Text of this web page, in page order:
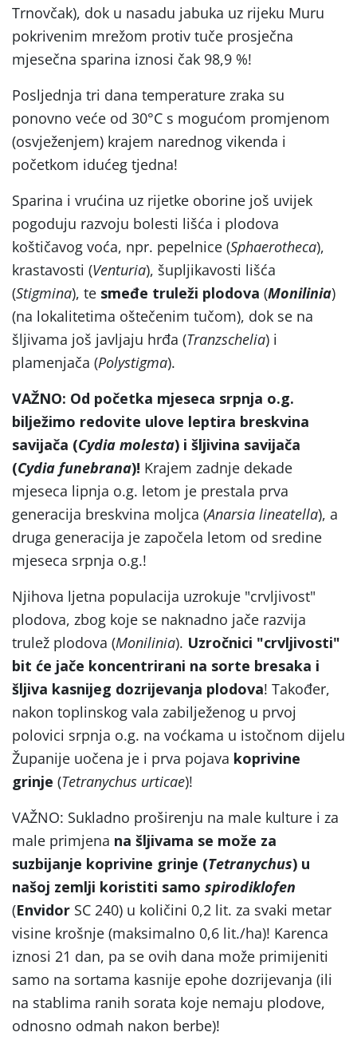
Trnovčak), dok u nasadu jabuka uz rijeku Muru
pokrivenim mrežom protiv tuče prosječna
mjesečna sparina iznosi čak 98,9 %!
Posljednja tri dana temperature zraka su
ponovno veće od 30°C s mogućom promjenom
(osvježenjem) krajem narednog vikenda i
početkom idućeg tjedna!
Sparina i vrućina uz rijetke oborine još uvijek
pogoduju razvoju bolesti lišća i plodova
koštičavog voća, npr. pepelnice (Sphaerotheca),
krastavosti (Venturia), šupljikavosti lišća
(Stigmina), te smeđe truleži plodova (Monilinia)
(na lokalitetima oštečenim tučom), dok se na
šljivama još javljaju hrđa (Tranzschelia) i
plamenjača (Polystigma).
VAŽNO: Od početka mjeseca srpnja o.g.
bilježimo redovite ulove leptira breskvina
savijača (Cydia molesta) i šljivina savijača
(Cydia funebrana)! Krajem zadnje dekade
mjeseca lipnja o.g. letom je prestala prva
generacija breskvina moljca (Anarsia lineatella), a
druga generacija je započela letom od sredine
mjeseca srpnja o.g.!
Njihova ljetna populacija uzrokuje "crvljivost"
plodova, zbog koje se naknadno jače razvija
trulež plodova (Monilinia). Uzročnici "crvljivosti"
bit će jače koncentrirani na sorte bresaka i
šljiva kasnijeg dozrijevanja plodova! Također,
nakon toplinskog vala zabilježenog u prvoj
polovici srpnja o.g. na voćkama u istočnom dijelu
Županije uočena je i prva pojava koprivine
grinje (Tetranychus urticae)!
VAŽNO: Sukladno proširenju na male kulture i za
male primjena na šljivama se može za
suzbijanje koprivine grinje (Tetranychus) u
našoj zemlji koristiti samo spirodiklofen
(Envidor SC 240) u količini 0,2 lit. za svaki metar
visine krošnje (maksimalno 0,6 lit./ha)! Karenca
iznosi 21 dan, pa se ovih dana može primijeniti
samo na sortama kasnije epohe dozrijevanja (ili
na stablima ranih sorata koje nemaju plodove,
odnosno odmah nakon berbe)!